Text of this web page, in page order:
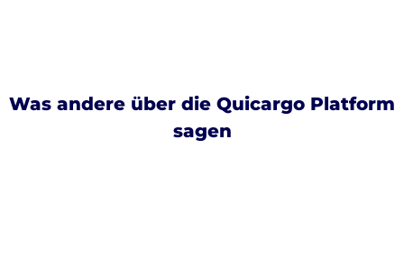
Was andere über die Quicargo Platform
sagen